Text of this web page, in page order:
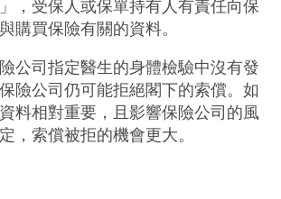
，受保人或保單持有人有責任向保
購買保險有關的資料。
公司指定醫生的身體檢驗中沒有發
險公司仍可能拒絕閣下的索償。如
料相對重要，且影響保險公司的風
，索償被拒的機會更大。